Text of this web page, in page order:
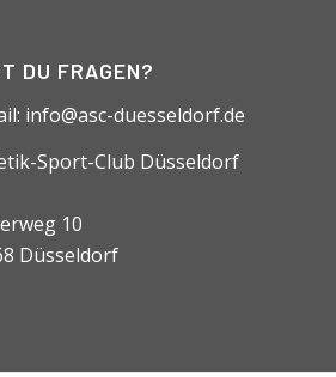
DU FRAGEN?
info@asc-duesseldorf.de
Sport-Club Düsseldorf
10
Düsseldorf